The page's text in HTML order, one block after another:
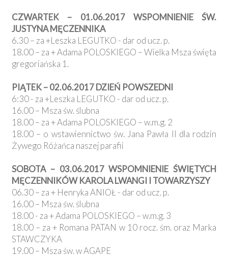
CZWARTEK – 01.06.2017 WSPOMNIENIE ŚW.
JUSTYNA MĘCZENNIKA
6.30 – za +Leszka LEGUTKO - dar od ucz. p.
18.00 – za + Adama POLOSKIEGO – Wielka Msza święta
gregoriańska 1.
PIĄTEK – 02.06.2017 DZIEŃ POWSZEDNI
6:30 - za +Leszka LEGUTKO - dar od ucz. p.
16.00 – Msza św. ślubna
18.00 – za + Adama POLOSKIEGO – w.m.g. 2
18.00 – o wstawiennictwo św. Jana Pawła II dla rodzin
Żywego Różańca naszej parafii
SOBOTA – 03.06.2017 WSPOMNIENIE ŚWIĘTYCH
MĘCZENNIKÓW KAROLA LWANGI I TOWARZYSZY
06.30 – za + Henryka ANIOŁ - dar od ucz. p.
16.00 – Msza św. ślubna
18.00 - za + Adama POLOSKIEGO – w.m.g. 3
18.00 – za + Romana PATAN w 10 rocz. śm. oraz Marka
STAWCZYKA
19.00 – Msza św. w AGAPE